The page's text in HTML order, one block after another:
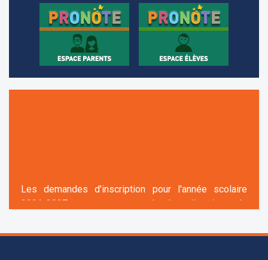
+961 25 601 171
+961 25 601 172
+961 3 669 641
Les demandes d'inscription pour l'année scolaire
2026-2027 sont reçues à la direction de